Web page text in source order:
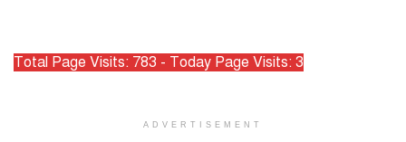
Total Page Visits: 783 - Today Page Visits: 3
ADVERTISEMENT